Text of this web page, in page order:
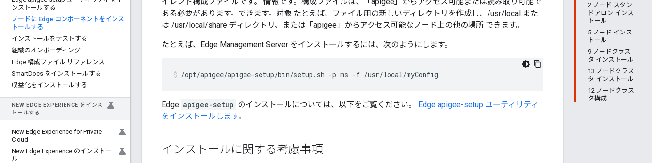
ンストールする
ノードに Edge コンポーネントをインス
トールする
インストールをテストする
組織のオンボーディング
Edge 構成ファイル リファレンス
SmartDocs をインストールする
収益化をインストールする
NEW EDGE EXPERIENCE をインス
トールする
New Edge Experience for Private
Cloud
New Edge Experience のインストー
ル
2 ノード スタン
ドアロン インス
トール
5 ノード インス
トール
9 ノードクラス
タ インストール
13 ノードクラス
タ インストール
12 ノードクラス
タ構成
ある必要があります。できます。対象 たとえば、ファイル用の新しいディレクトリを作成し、/usr/local また
は /usr/local/share ディレクトリ、または「apigee」からアクセス可能なノード上の他の場所 できます。
たとえば、Edge Management Server をインストールするには、次のようにします。
/opt/apigee/apigee-setup/bin/setup.sh -p ms -f /usr/local/myConfig
Edge apigee-setup のインストールについては、以下をご覧ください。 Edge apigee-setup ユーティリティ
をインストールします。
インストールに関する考慮事項